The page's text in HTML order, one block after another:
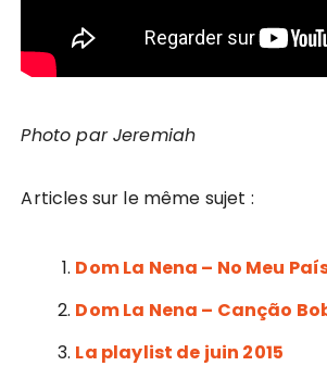
Photo par Jeremiah
Articles sur le même sujet :
Dom La Nena – No Meu
Dom La Nena – Canção
La playlist de juin 2015